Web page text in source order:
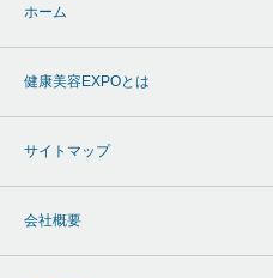
ホーム
健康美容EXPOとは
サイトマップ
会社概要